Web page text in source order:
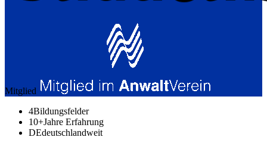
Mitglied
4Bildungsfelder
10+Jahre Erfahrung
DEdeutschlandweit